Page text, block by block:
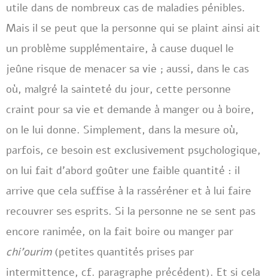
utile dans de nombreux cas de maladies pénibles.
Mais il se peut que la personne qui se plaint ainsi ait
un problème supplémentaire, à cause duquel le
jeûne risque de menacer sa vie ; aussi, dans le cas
où, malgré la sainteté du jour, cette personne
craint pour sa vie et demande à manger ou à boire,
on le lui donne. Simplement, dans la mesure où,
parfois, ce besoin est exclusivement psychologique,
on lui fait d’abord goûter une faible quantité : il
arrive que cela suffise à la rasséréner et à lui faire
recouvrer ses esprits. Si la personne ne se sent pas
encore ranimée, on la fait boire ou manger par
chi’ourim(petites quantités prises par
intermittence, cf. paragraphe précédent). Et si cela